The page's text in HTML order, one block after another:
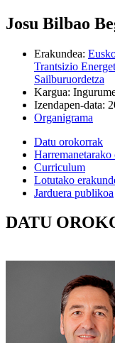
Josu Bilbao
Erakundea:
Trantsizio
Sailburuordetza
Kargua:
Izendapen-data:
Organigrama
Datu orokorrak
Harremanetarako
Curriculum
Lotutako
Jarduera publikoa
DATU